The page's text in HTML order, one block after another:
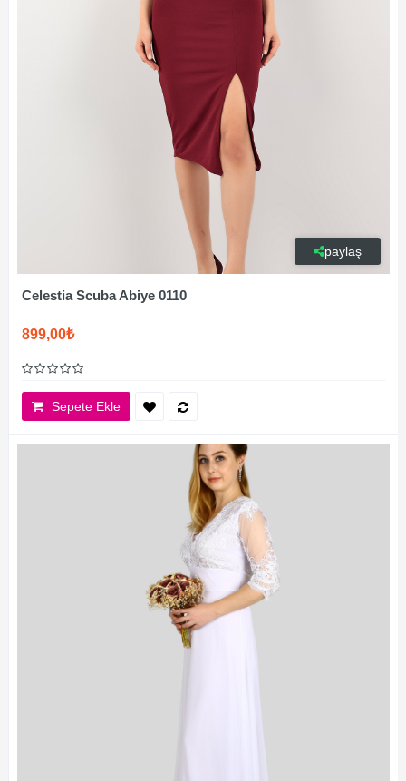
paylaş
Celestia Scuba Abiye 0110
899,00₺
Sepete Ekle